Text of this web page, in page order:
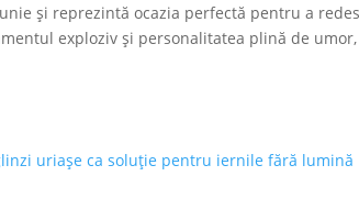
și reprezintă ocazia perfectă pentru a
exploziv și personalitatea plină de